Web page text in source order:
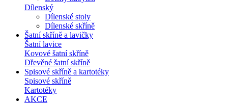
Dílenský
Dílenské stoly
Dílenské skříně
Šatní skříně a lavičky
Šatní lavice
Kovové šatní skříně
Dřevěné šatní skříně
Spisové skříně a kartotéky
Spisové skříně
Kartotéky
AKCE